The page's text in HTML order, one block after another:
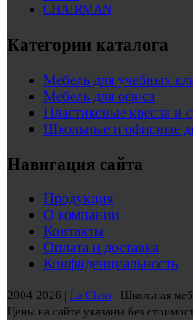
CHAIRMAN
Категории каталога
Мебель для учебных
Мебель для офиса
Пластиковые кресла и
Школьные и офисные
Навигация сайта
Продукция
О компании
Контакты
Оплата и доставка
Конфиденциальность
2004-2026 | La Class - Школьная
Цены на сайте указаны без